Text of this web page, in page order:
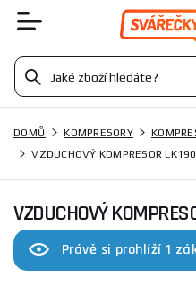
DOMŮ KOMPRESORY
VZDUCHOVÝ KOMPRESOR
VZDUCHOVÝ
Právě si prohlíží 1